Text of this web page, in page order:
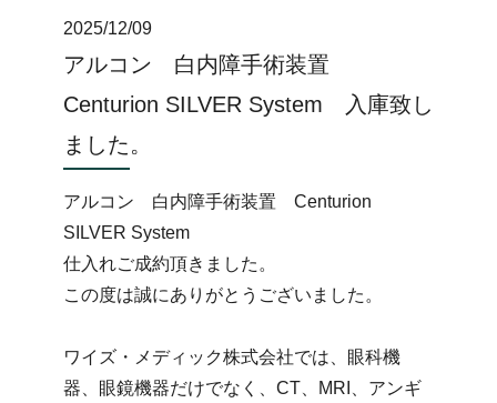
2025/12/09
アルコン 白内障手術装置
Centurion SILVER System 入庫致し
ました。
アルコン 白内障手術装置 Centurion
SILVER System
仕入れご成約頂きました。
この度は誠にありがとうございました。
ワイズ・メディック株式会社では、眼科機
器、眼鏡機器だけでなく、CT、MRI、アンギ